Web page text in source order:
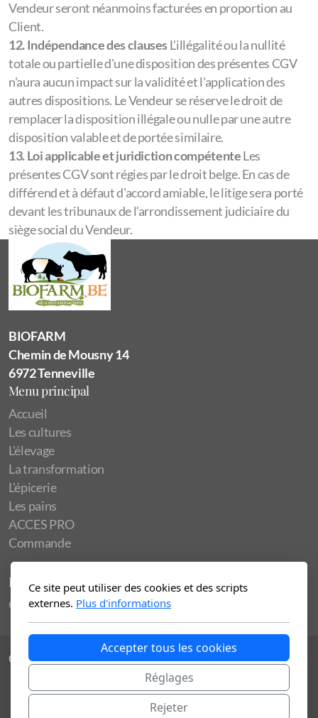
Vendeur seront néanmoins facturées en proportion au
Client.
12. Indépendance des clauses L'illégalité ou la nullité
totale ou partielle d'une disposition des présentes CGV
n'aura aucun impact sur la validité et l'application des
autres dispositions. Le Vendeur se réserve le droit de
remplacer la disposition illégale ou nulle par une autre
disposition valable et de portée similaire.
13. Loi applicable et juridiction compétenteLes
présentes CGV sont régies par le droit belge. En cas de
différend et à défaut d'accord amiable, le litige sera porté
devant les tribunaux de l'arrondissement judiciaire du
siège social du Vendeur.
BIOFARM
Chemin de Mousny 14
6972 Tenneville
Menu principal
Accueil
Les cultures
L'élevage
La transformation
L’épicerie
Les pains
ACCES PRO
Commande
Légal
Conditions d'utilisation et de confidentialité
Copyright ©2026Biofarm, tous droits réservés.
Ce site peut utiliser des cookies et des scripts
externes. Plus d'informations
Accepter tous les cookies
Réglages
Rejeter